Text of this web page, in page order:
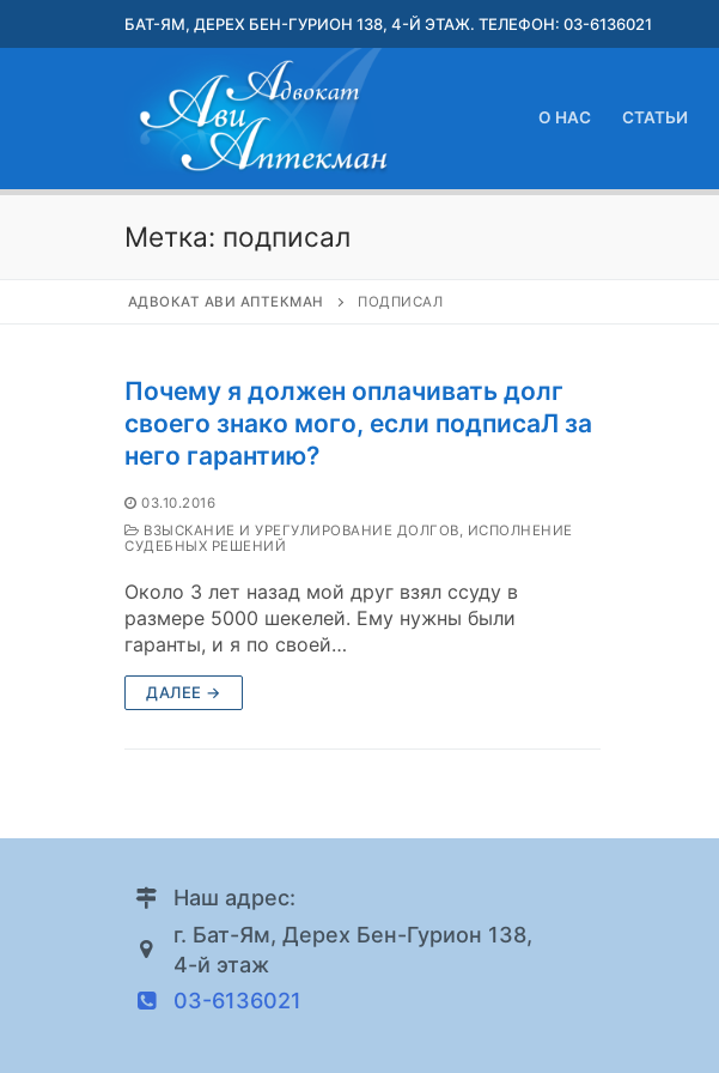
БАТ-ЯМ, ДЕРЕХ БЕН-ГУРИОН 138, 4-Й ЭТАЖ. ТЕЛЕФОН: 03-6136021
О НАС СТАТЬИ
Метка: подписал
АДВОКАТ АВИ АПТЕКМАН ПОДПИСАЛ
Почему я должен оплачивать долг
своего знако мого, если подписаЛ за
него гарантию?
03.10.2016
ВЗЫСКАНИЕ И УРЕГУЛИРОВАНИЕ ДОЛГОВ, ИСПОЛНЕНИЕ
СУДЕБНЫХ РЕШЕНИЙ
Около 3 лет назад мой друг взял ссуду в
размере 5000 шекелей. Ему нужны были
гаранты, и я по своей…
ДАЛЕЕ →
Наш адрес:
г. Бат-Ям, Дерех Бен-Гурион 138,
4-й этаж
03-6136021